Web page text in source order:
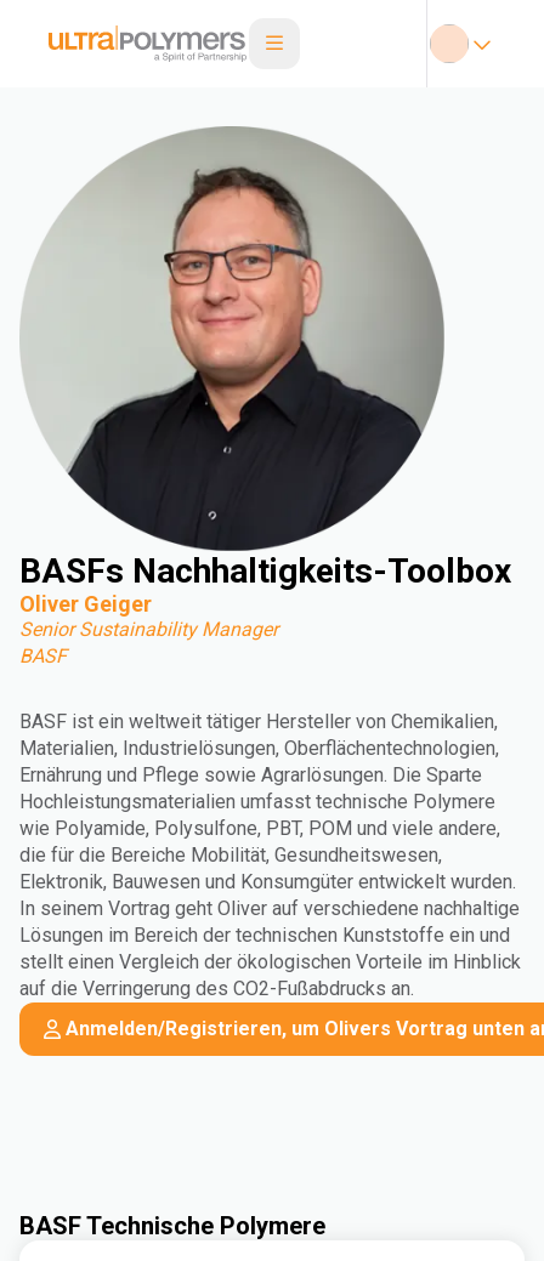
BASFs Nachhaltigkeits-Toolbox
Oliver Geiger
Senior Sustainability Manager
BASF
BASF ist ein weltweit tätiger Hersteller von Chemikalien,
Materialien, Industrielösungen, Oberflächentechnologien,
Ernährung und Pflege sowie Agrarlösungen. Die Sparte
Hochleistungsmaterialien umfasst technische Polymere
wie Polyamide, Polysulfone, PBT, POM und viele andere,
die für die Bereiche Mobilität, Gesundheitswesen,
Elektronik, Bauwesen und Konsumgüter entwickelt wurden.
In seinem Vortrag geht Oliver auf verschiedene nachhaltige
Lösungen im Bereich der technischen Kunststoffe ein und
stellt einen Vergleich der ökologischen Vorteile im Hinblick
auf die Verringerung des CO2-Fußabdrucks an.
Anmelden/Registrieren, um Olivers Vortrag unten
BASF Technische Polymere